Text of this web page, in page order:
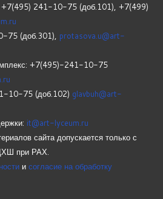
+7(495) 241-10-75 (доб.101), +7(499)
75 (доб.301), protasova.u@art-
+7(495)-241-10-75
10-75 (доб.102) glavbuh@art-
it@art-lyceum.ru
сайта допускается только с
при РАХ.
и согласие на обработку